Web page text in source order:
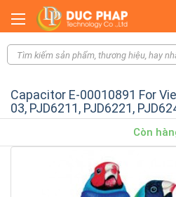
Capacitor E-00010891 For
03, PJD6211, PJD6221,
Còn